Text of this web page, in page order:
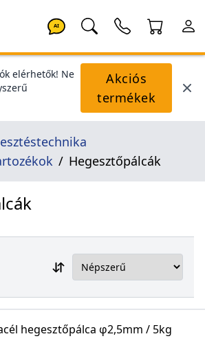
AI
elérhetők! Ne
Akciós
termékek
Hegesztőpálcák